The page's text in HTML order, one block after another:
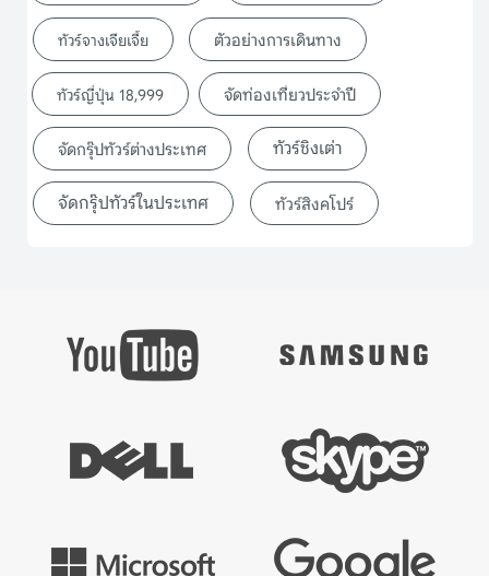
ทัวร์จางเจียเจี้ย ตัวอย่างการเดินทาง
ทัวร์ญี่ปุ่น 18,999 จัดท่องเที่ยวประจำปี
จัดกรุ๊ปทัวร์ต่างประเทศ ทัวร์ชิงเต่า
จัดกรุ๊ปทัวร์ในประเทศ ทัวร์สิงคโปร์